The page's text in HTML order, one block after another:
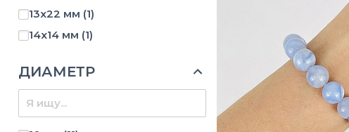
13х22 мм (1)
14х14 мм (1)
2,5-3 см(1)
2-3 см
25х30 мм(1)
ДИАМЕТР